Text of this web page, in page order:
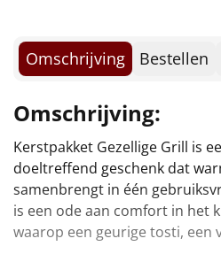
Noodradio
Deken (fleece plaid)
Alle artikelen
Overige
Ideeën
Personeel
Omschrijving Bestellen
Omschrijving:
Kerstpakket Gezellige Grill is
doeltreffend geschenk dat
samenbrengt in één
is een ode aan comfort in het
waarop een geurige tosti, een
een knapperige snack precies is